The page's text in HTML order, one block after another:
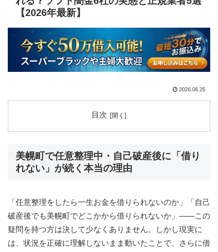
【2026年最新】
2026.06.25
目次
美幌町で任意整理中・自己破産後に「借り
れない」が続く本当の理由
「任意整理をしたら一生お金を借りられないのか」「自己
破産後でも美幌町でどこかから借りられないか」——この
疑問を持つ方は決して少なくありません。しかし現実に
は、状況を正確に理解しないまま動いたことで、さらに借